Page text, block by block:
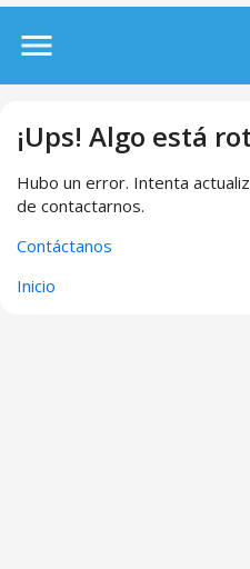
¡Ups! Algo está
Hubo un error. Intenta
de contactarnos.
Contáctanos
Inicio